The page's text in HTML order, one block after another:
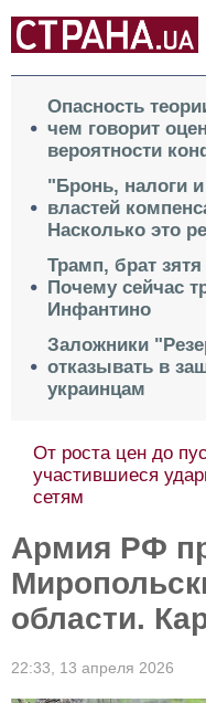
Опасность
чем говорит
вероятности
"Бронь, налоги
властей
Насколько это
Трамп, брат
Почему сейчас
Инфантино
Заложники
отказывать в
украинцам
От роста цен до
участившиеся
сетям
Армия РФ
области.
22:33, 13 апреля 2026